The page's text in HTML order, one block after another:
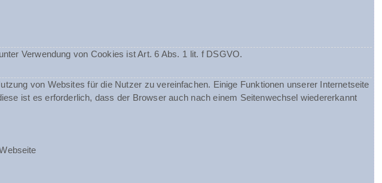
Verwendung von Cookies ist Art. 6 Abs. 1 lit. f DSGVO.
von Websites für die Nutzer zu vereinfachen. Einige Funktionen unserer Internetseite
ist es erforderlich, dass der Browser auch nach einem Seitenwechsel wiedererkannt